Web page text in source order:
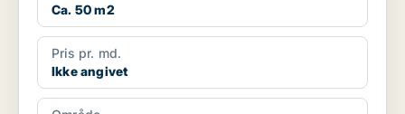
Ca. 50 m2
Pris pr. md.
Ikke angivet